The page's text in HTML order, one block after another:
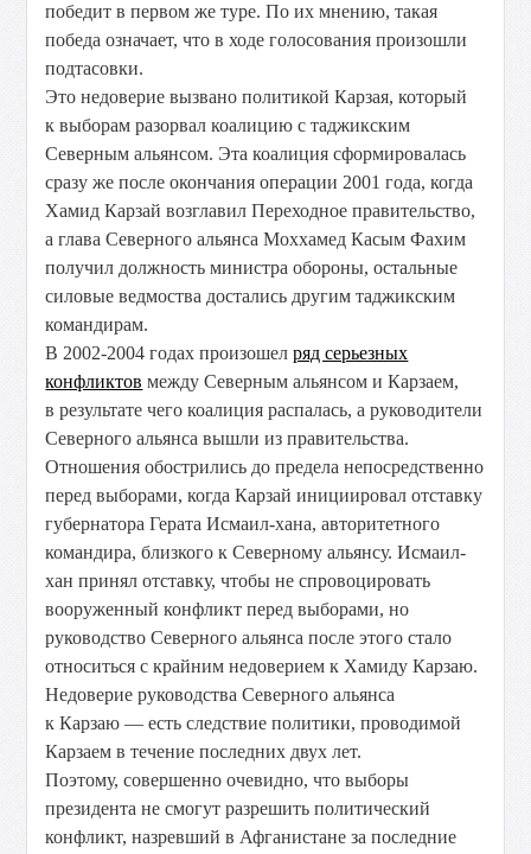
победит в первом же туре. По их мнению, такая
победа означает, что в ходе голосования произошли
подтасовки.
Это недоверие вызвано политикой Карзая, который
к выборам разорвал коалицию с таджикским
Северным альянсом. Эта коалиция сформировалась
сразу же после окончания операции 2001 года, когда
Хамид Карзай возглавил Переходное правительство,
а глава Северного альянса Моххамед Касым Фахим
получил должность министра обороны, остальные
силовые ведмоства достались другим таджикским
командирам.
В 2002-2004 годах произошелряд серьезных
конфликтов между Северным альянсом и Карзаем,
в результате чего коалиция распалась, а руководители
Северного альянса вышли из правительства.
Отношения обострились до предела непосредственно
перед выборами, когда Карзай инициировал отставку
губернатора Герата Исмаил-хана, авторитетного
командира, близкого к Северному альянсу. Исмаил-
хан принял отставку, чтобы не спровоцировать
вооруженный конфликт перед выборами, но
руководство Северного альянса после этого стало
относиться с крайним недоверием к Хамиду Карзаю.
Недоверие руководства Северного альянса
к Карзаю — есть следствие политики, проводимой
Карзаем в течение последних двух лет.
Поэтому, совершенно очевидно, что выборы
президента не смогут разрешить политический
конфликт, назревший в Афганистане за последние